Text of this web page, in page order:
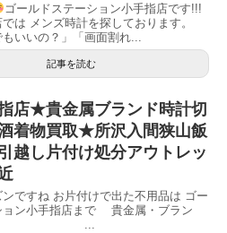
ゴールドステーション小手指店です!!!
は メンズ時計を探しております。
もいいの？」「画面割れ...
記事を読む
店★貴金属ブランド時計切
着物買取★所沢入間狭山飯
越し片付け処分アウトレッ
ですね お片付けで出た不用品は ゴー
ョン小手指店まで 貴金属・ブラン
...